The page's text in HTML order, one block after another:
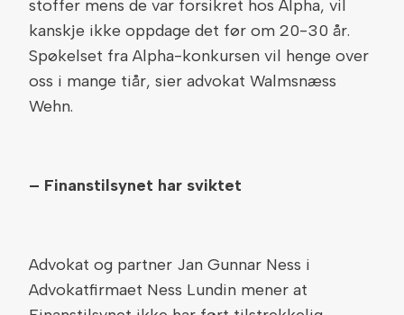
stoffer mens de var forsikret hos Alpha, vil
kanskje ikke oppdage det før om 20-30 år.
Spøkelset fra Alpha-konkursen vil henge over
oss i mange tiår, sier advokat Walmsnæss
Wehn.
– Finanstilsynet har sviktet
Advokat og partner Jan Gunnar Ness i
Advokatfirmaet Ness Lundin mener at